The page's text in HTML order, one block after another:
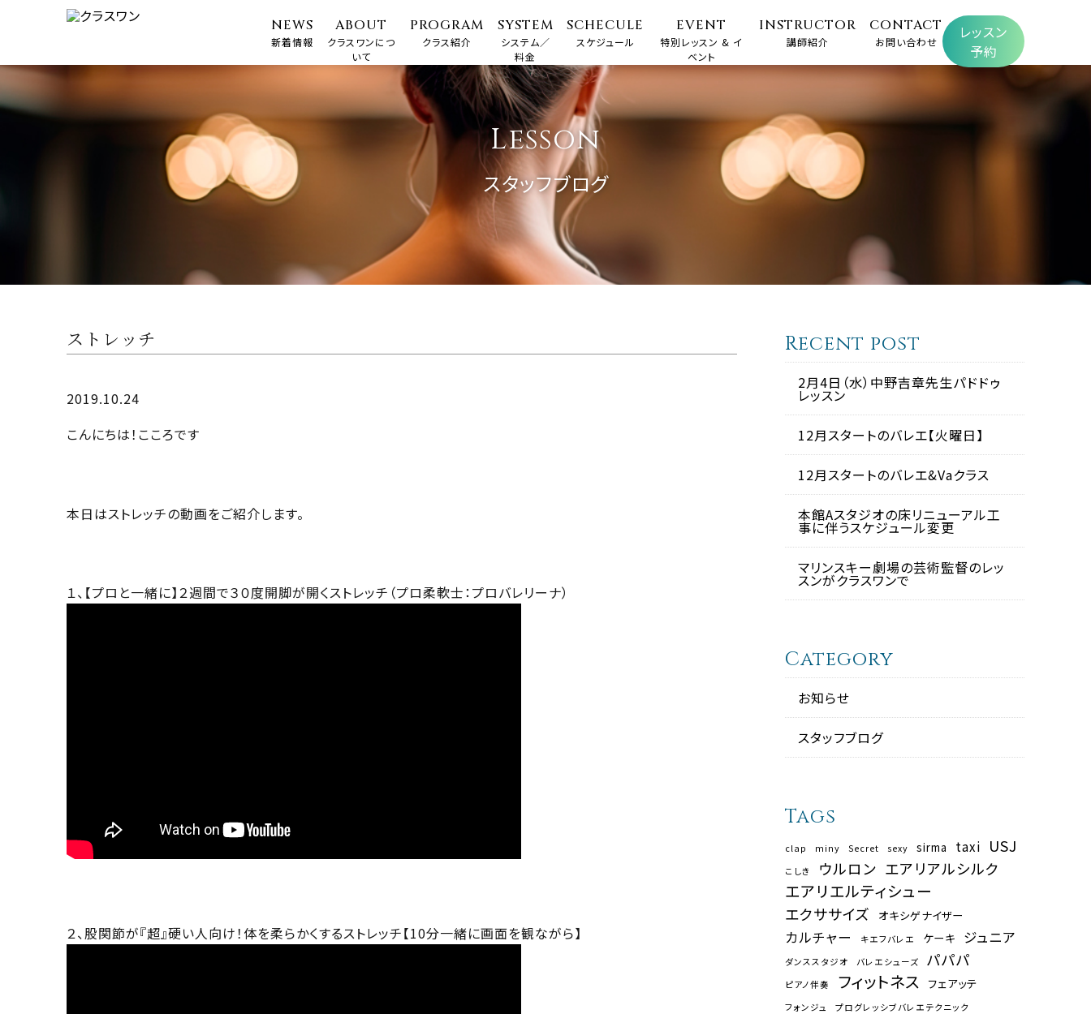
NEWS
新着情報
ABOUT
クラスワンにつ
いて
PROGRAM
クラス紹介
SYSTEM
システム／
料金
SCHECULE
スケジュール
EVENT
特別レッスン & イ
ベント
INSTRUCTOR
講師紹介
CONTACT
お問い合わせ
レッスン
予約
Lesson
スタッフブログ
ストレッチ
2019.10.24
こんにちは！こころです
本日はストレッチの動画をご紹介します。
１、【プロと一緒に】２週間で３０度開脚が開くストレッチ（プロ柔軟士：プロバレリーナ）
２、股関節が『超』硬い人向け！体を柔らかくするストレッチ【10分一緒に画面を観ながら】
Recent post
2月4日（水）中野吉章先生パドドゥ
レッスン
12月スタートのバレエ【火曜日】
12月スタートのバレエ&Vaクラス
本館Aスタジオの床リニューアル工
事に伴うスケジュール変更
マリンスキー劇場の芸術監督のレッ
スンがクラスワンで
Category
お知らせ
スタッフブログ
Tags
clap miny Secret sexy sirma taxi USJ
こしき ウルロン エアリアルシルク
エアリエルティシュー
エクササイズ オキシゲナイザー
カルチャー キエフバレエ ケーキ ジュニア
ダンススタジオ バレエシューズ パパパ
ピアノ伴奏 フィットネス フェアッテ
フォンジュ プログレッシブバレエテクニック